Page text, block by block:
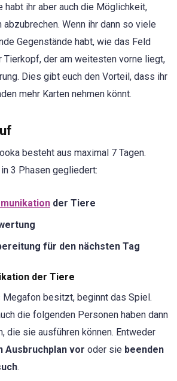
habt ihr aber auch die Möglichkeit,
abzubrechen. Wenn ihr dann so viele
Gegenstände habt, wie das Feld
Tierkopf, der am weitesten vorne liegt,
Dies gibt euch den Vorteil, dass ihr
mehr Karten nehmen könnt.
besteht aus maximal 7 Tagen.
3 Phasen gegliedert:
der Tiere
für den nächsten Tag
der Tiere
Megafon besitzt, beginnt das Spiel.
die folgenden Personen haben dann
die sie ausführen können. Entweder
Ausbruchplan vor oder sie beenden
.